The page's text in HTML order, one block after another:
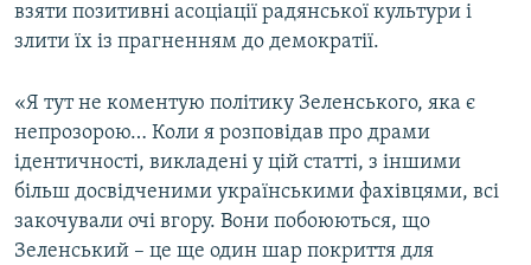
взяти позитивні асоціації радянської культури і
злити їх із прагненням до демократії.
«Я тут не коментую політику Зеленського, яка є
непрозорою… Коли я розповідав про драми
ідентичності, викладені у цій статті, з іншими
більш досвідченими українськими фахівцями, всі
закочували очі вгору. Вони побоюються, що
Зеленський – це ще один шар покриття для